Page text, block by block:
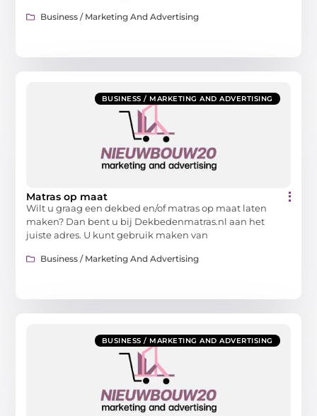
Business / Marketing And Advertising
BUSINESS / MARKETING AND ADVERTISING
Matras op maat
Wilt u graag een dekbed en/of matras op maat laten
maken? Dan bent u bij Dekbedenmatras.nl aan het
juiste adres. U kunt gebruik maken van
Business / Marketing And Advertising
BUSINESS / MARKETING AND ADVERTISING